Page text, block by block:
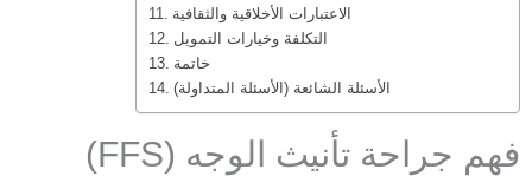
الاعتبارات الأخلاقية والثقافية
التكلفة وخيارات التمويل
خاتمة
الأسئلة الشائعة (الأسئلة المتداولة)
فهم جراحة تأنيث الوجه (FFS)